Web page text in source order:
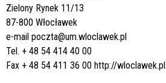
Zielony Rynek 11/13
87-800 Włocławek
e-mail poczta@um.wloclawek.pl
Tel. + 48 54 414 40 00
Fax + 48 54 411 36 00 http://wloclawek.pl